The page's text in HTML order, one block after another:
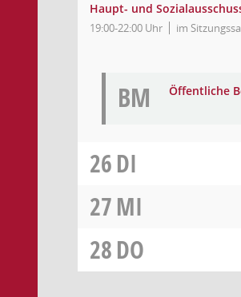
Haupt- und
19:00-22:00 Uhr im
BM Öffentliche
26DI
27MI
28DO